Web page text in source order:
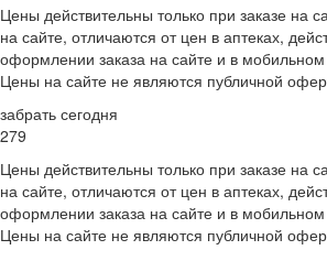
Цены действительны только при заказе на
на сайте, отличаются от цен в аптеках,
оформлении заказа на сайте и в
Цены на сайте не являются публичной
забрать сегодня
279
Цены действительны только при заказе на
на сайте, отличаются от цен в аптеках,
оформлении заказа на сайте и в
Цены на сайте не являются публичной